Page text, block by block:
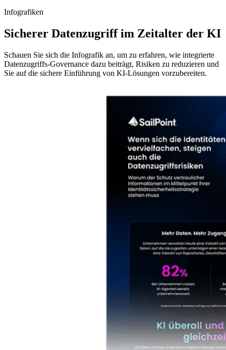
Infografiken
Sicherer Datenzugriff im Zeitalter der KI
Schauen Sie sich die Infografik an, um zu erfahren, wie integrierte
Datenzugriffs-Governance dazu beiträgt, Risiken zu reduzieren und
Sie auf die sichere Einführung von KI-Lösungen vorzubereiten.